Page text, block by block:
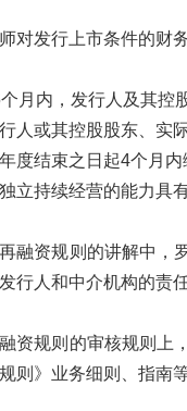
对发行上市条件的财
月内，发行人及其控
人或其控股股东、实
度结束之日起4个月
立持续经营的能力具
融资规则的讲解中，
行人和中介机构的责
资规则的审核规则上
则》业务细则、指南等